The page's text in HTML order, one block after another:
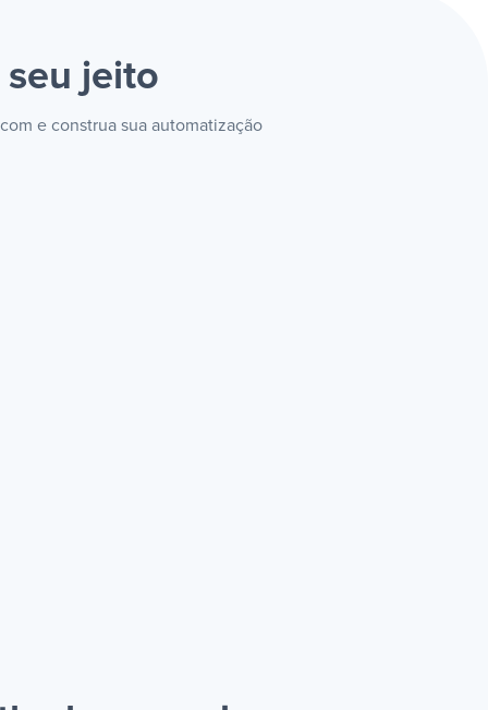
seu jeito
e construa sua automatização